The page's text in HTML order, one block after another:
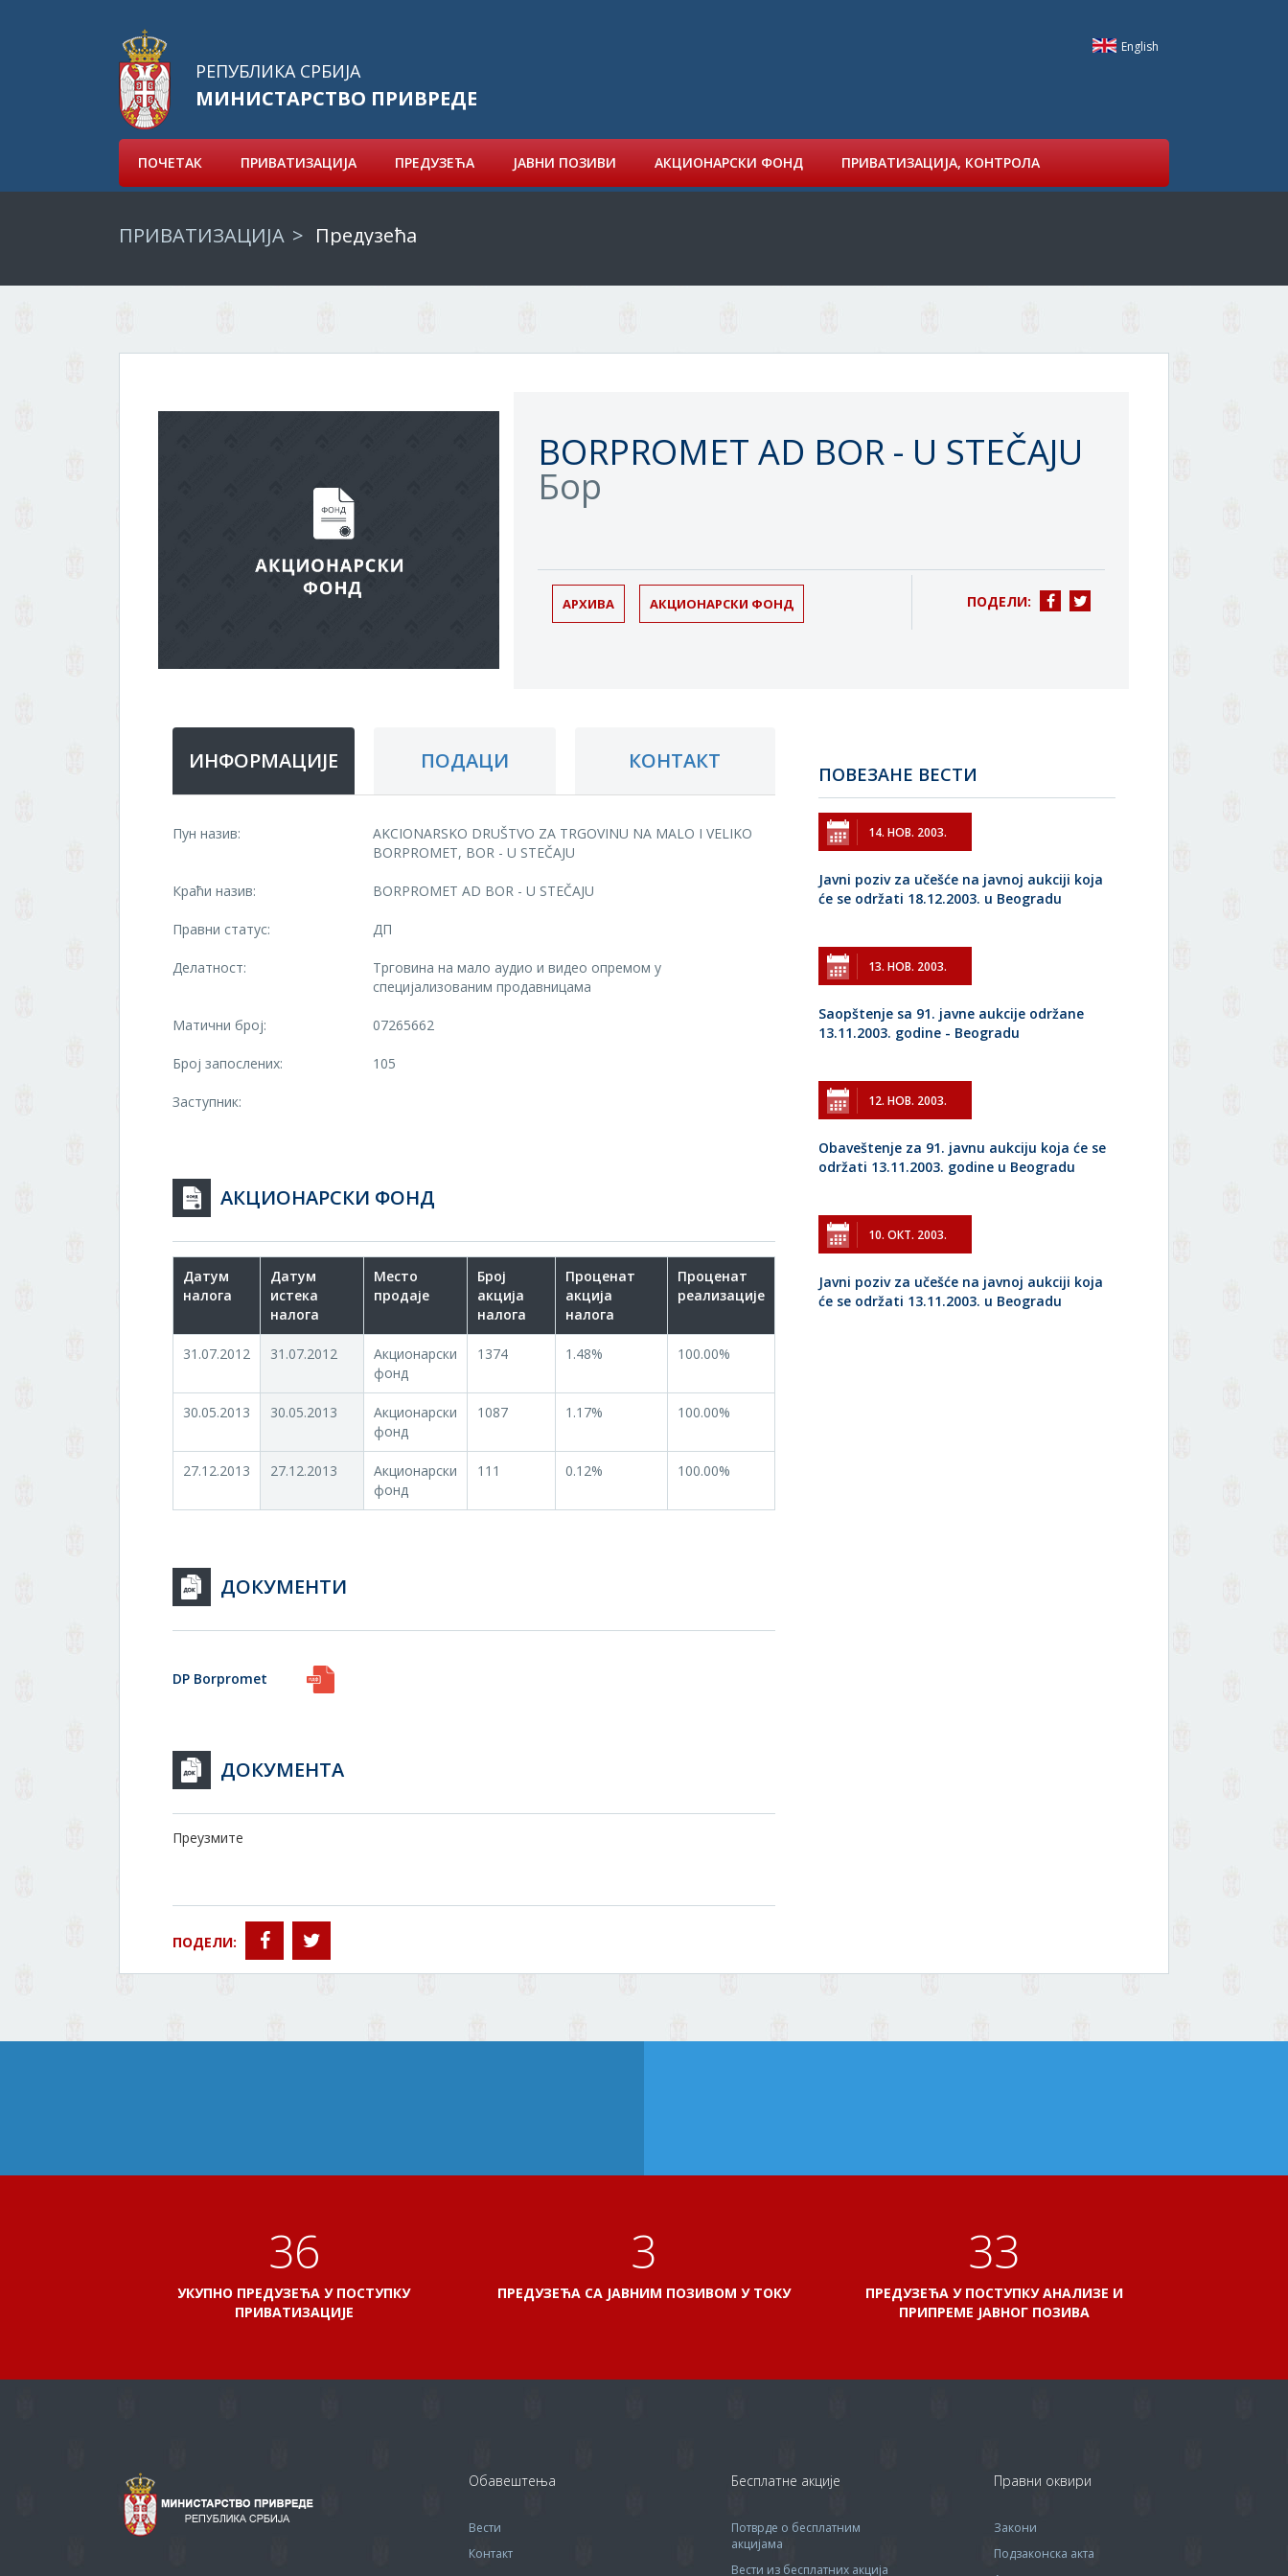
English
РЕПУБЛИКА СРБИЈА
МИНИСТАРСТВО ПРИВРЕДЕ
ПОЧЕТАК ПРИВАТИЗАЦИЈА ПРЕДУЗЕЋА ЈАВНИ ПОЗИВИ АКЦИОНАРСКИ ФОНД ПРИВАТИЗАЦИЈА, КОНТРОЛА
ПРИВАТИЗАЦИЈА Предузећа
BORPROMET AD BOR - U STEČAJU
Бор
АРХИВА АКЦИОНАРСКИ ФОНД ПОДЕЛИ:
ИНФОРМАЦИЈЕ ПОДАЦИ КОНТАКТ
Пун назив:
AKCIONARSKO DRUŠTVO ZA TRGOVINU NA MALO I VELIKO
BORPROMET, BOR - U STEČAJU
Краћи назив: BORPROMET AD BOR - U STEČAJU
Правни статус: ДП
Делатност:
Трговина на мало аудио и видео опремом у
специјализованим продавницама
Матични број: 07265662
Број запослених: 105
Заступник:
АКЦИОНАРСКИ ФОНД
Датум
налога
Датум
истека
налога
Место
продаје
Број
акција
налога
Проценат
акција
налога
Проценат
реализације
31.07.2012 31.07.2012
Акционарски
фонд
1374 1.48% 100.00%
30.05.2013 30.05.2013
Акционарски
фонд
1087 1.17% 100.00%
27.12.2013 27.12.2013
Акционарски
фонд
111 0.12% 100.00%
ДОКУМЕНТИ
DP Borpromet
ДОКУМЕНТА
Преузмите
ПОДЕЛИ:
ПОВЕЗАНЕ ВЕСТИ
14. НОВ. 2003.
Javni poziv za učešće na javnoj aukciji koja
će se održati 18.12.2003. u Beogradu
13. НОВ. 2003.
Saopštenje sa 91. javne aukcije održane
13.11.2003. godine - Beogradu
12. НОВ. 2003.
Obaveštenje za 91. javnu aukciju koja će se
održati 13.11.2003. godine u Beogradu
10. ОКТ. 2003.
Javni poziv za učešće na javnoj aukciji koja
će se održati 13.11.2003. u Beogradu
41
УКУПНО ПРЕДУЗЕЋА У ПОСТУПКУ
ПРИВАТИЗАЦИЈЕ
3
ПРЕДУЗЕЋА СА ЈАВНИМ ПОЗИВОМ У ТОКУ
38
ПРЕДУЗЕЋА У ПОСТУПКУ АНАЛИЗЕ И
ПРИПРЕМЕ ЈАВНОГ ПОЗИВА
Обавештења
Вести
Контакт
Бесплатне акције
Потврде о бесплатним
акцијама
Вести из бесплатних акција
Правни оквири
Закони
Подзаконска акта